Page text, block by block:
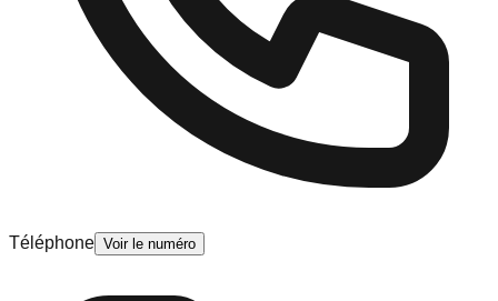
Téléphone Voir le numéro